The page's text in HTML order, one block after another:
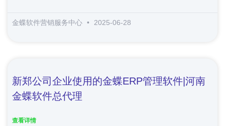
金蝶软件营销服务中心 2025-06-28
新郑公司企业使用的金蝶ERP管理软件|河南
金蝶软件总代理
查看详情